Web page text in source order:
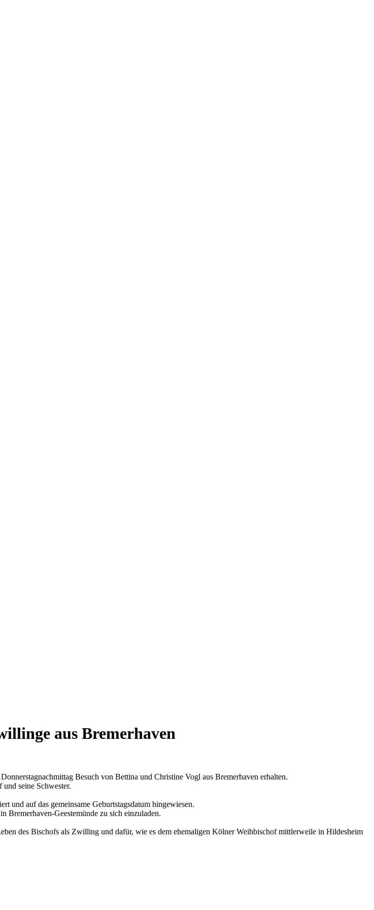
aus Bremerhaven
Besuch von Bettina und Christine Vogl aus Bremerhaven erhalten.
seine Schwester.
und auf das gemeinsame Geburtstagsdatum hingewiesen.
Bremerhaven-Geestemünde zu sich einzuladen.
des Bischofs als Zwilling und dafür, wie es dem ehemaligen Kölner Weihbischof mittlerweile in Hildesheim